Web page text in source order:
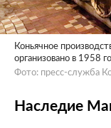
Коньячное
организовано в 1958
Фото: пресс-служба
Наследие